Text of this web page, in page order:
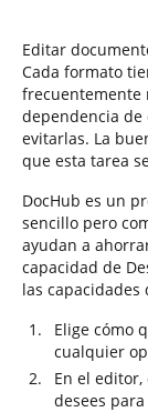
Editar
Cada formato
frecuentemente
dependencia de
evitarlas. La
que esta tarea
DocHub es un
sencillo pero
ayudan a
capacidad de
las capacidades
Elige cómo
cualquier
En el
desees